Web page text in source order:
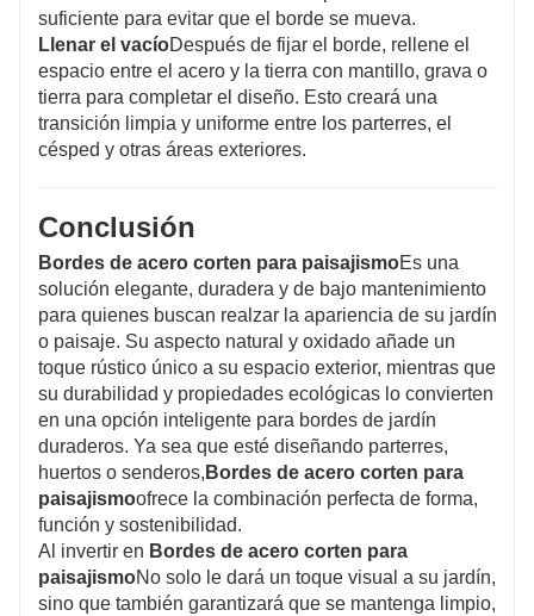
suficiente para evitar que el borde se mueva.
Llenar el vacíoDespués de fijar el borde, rellene el
espacio entre el acero y la tierra con mantillo, grava o
tierra para completar el diseño. Esto creará una
transición limpia y uniforme entre los parterres, el
césped y otras áreas exteriores.
Conclusión
Bordes de acero corten para paisajismoEs una
solución elegante, duradera y de bajo mantenimiento
para quienes buscan realzar la apariencia de su jardín
o paisaje. Su aspecto natural y oxidado añade un
toque rústico único a su espacio exterior, mientras que
su durabilidad y propiedades ecológicas lo convierten
en una opción inteligente para bordes de jardín
duraderos. Ya sea que esté diseñando parterres,
huertos o senderos, Bordes de acero corten para
paisajismoofrece la combinación perfecta de forma,
función y sostenibilidad.
Al invertir en Bordes de acero corten para
paisajismoNo solo le dará un toque visual a su jardín,
sino que también garantizará que se mantenga limpio,